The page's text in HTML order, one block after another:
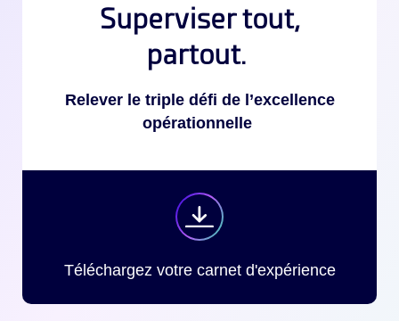
Superviser tout,
partout.
Relever le triple défi de l’excellence
opérationnelle
Téléchargez votre carnet d'expérience